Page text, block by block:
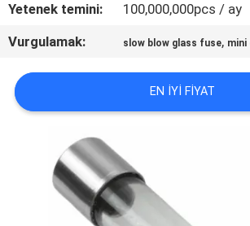
ULAŞIN
HABERLER
TEKLIF
ISTEĞI
Yetenek temini:
100,000,000pcs / ay
Vurgulamak:
slow blow glass fuse, mini
EN IYI FIYAT